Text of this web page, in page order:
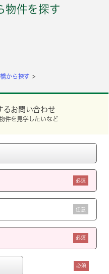
物件を探す
から探す
るお問い合わせ
件を見学したいなど
必須
任意
必須
必須